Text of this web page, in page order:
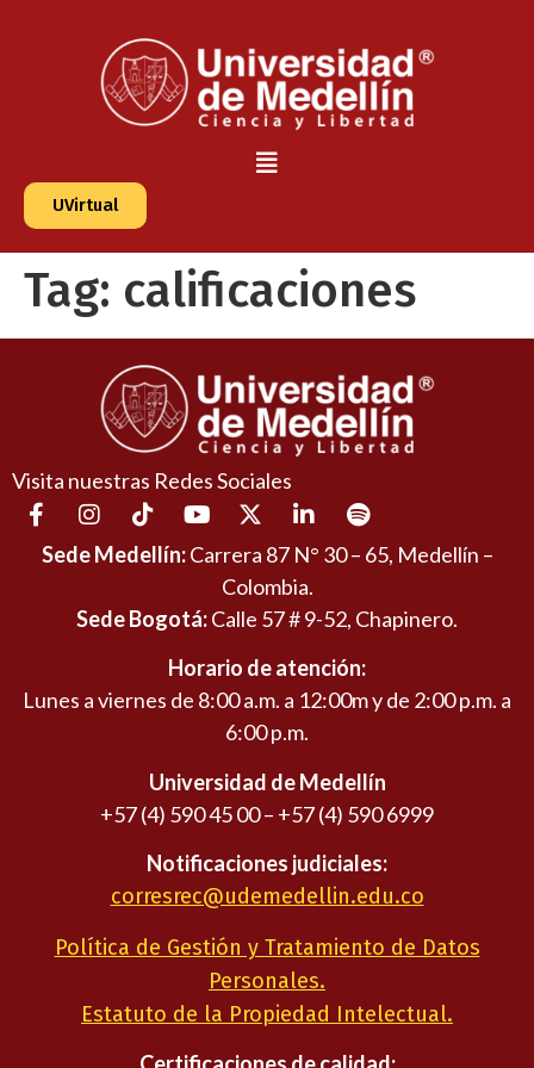
UVirtual
Tag: calificaciones
Visita nuestras Redes Sociales
Sede Medellín:Carrera 87 N° 30 – 65, Medellín –
Colombia.
Sede Bogotá:Calle 57 # 9-52, Chapinero.
Horario de atención:
Lunes a viernes de 8:00 a.m. a 12:00m y de 2:00 p.m. a
6:00 p.m.
Universidad de Medellín
+57 (4) 590 45 00 – +57 (4) 590 6999
Notificaciones judiciales:
corresrec@udemedellin.edu.co
Política de Gestión y Tratamiento de Datos
Personales.
Estatuto de la Propiedad Intelectual.